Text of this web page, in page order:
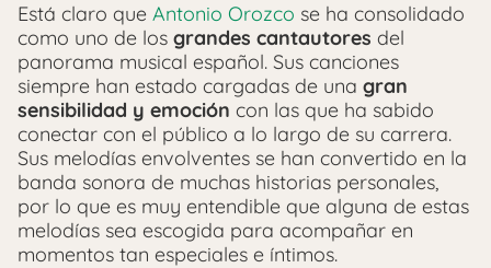
Está claro que Antonio Orozco se ha consolidado
como uno de los grandes cantautores del
panorama musical español. Sus canciones
siempre han estado cargadas de una gran
sensibilidad y emoción con las que ha sabido
conectar con el público a lo largo de su carrera.
Sus melodías envolventes se han convertido en la
banda sonora de muchas historias personales,
por lo que es muy entendible que alguna de estas
melodías sea escogida para acompañar en
momentos tan especiales e íntimos.